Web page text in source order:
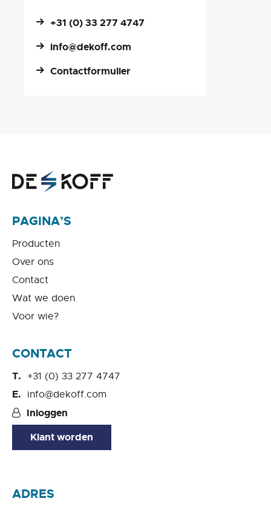
+31 (0) 33 277 4747
info@dekoff.com
Contactformulier
PAGINA’S
Producten
Over ons
Contact
Wat we doen
Voor wie?
CONTACT
+31 (0) 33 277 4747
info@dekoff.com
Inloggen
Klant worden
ADRES